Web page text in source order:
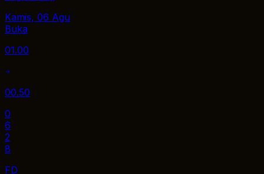
Kamis, 06 Agu
Buka
01.00
00.50
0
6
2
8
FD